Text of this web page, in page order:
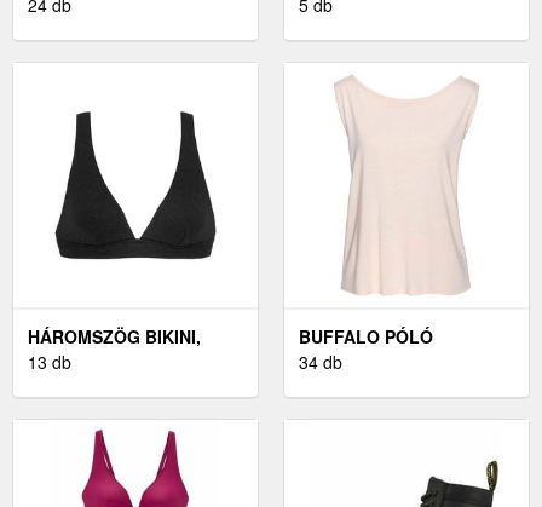
HÁROMSZÖG BIKINI,
BUFFALO
13 db
BUFFALO PÓLÓ
34 db